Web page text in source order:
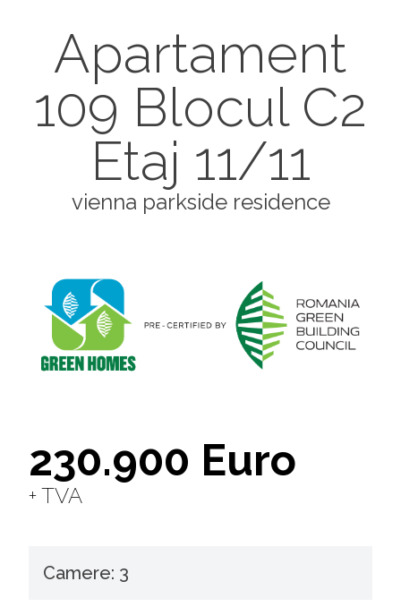
Apartament
109 Blocul C2
Etaj 11/11
vienna parkside residence
230.900 Euro
+ TVA
Camere: 3